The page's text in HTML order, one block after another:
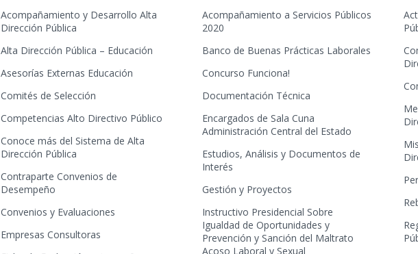
Acompañamiento y Desarrollo Alta
Dirección Pública
Alta Dirección Pública – Educación
Asesorías Externas Educación
Comités de Selección
Competencias Alto Directivo Público
Conoce más del Sistema de Alta
Dirección Pública
Contraparte Convenios de
Desempeño
Convenios y Evaluaciones
Empresas Consultoras
Acompañamiento a Servicios Públicos
2020
Banco de Buenas Prácticas Laborales
Concurso Funciona!
Documentación Técnica
Encargados de Sala Cuna
Administración Central del Estado
Estudios, Análisis y Documentos de
Interés
Gestión y Proyectos
Instructivo Presidencial Sobre
Igualdad de Oportunidades y
Prevención y Sanción del Maltrato
Acoso Laboral y Sexual